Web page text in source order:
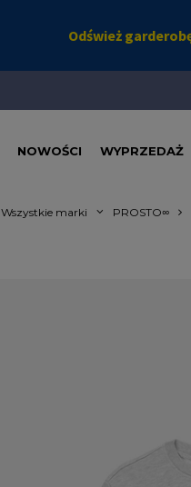
NOWOŚCI WYPRZEDAŻ
Wszystkie marki PROSTO∞